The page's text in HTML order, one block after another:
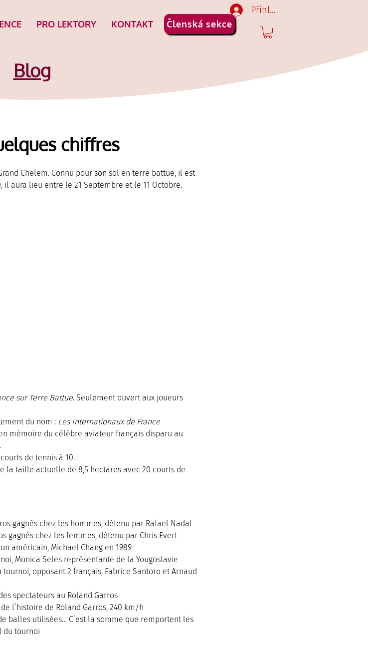
PRO LEKTORY KONTAKT Členská sekce
Přihlásit se
Blog
chiffres
Chelem. Connu pour son sol en terre battue, il est
il aura lieu entre le 21 Septembre et le 11 Octobre.
sur Terre Battue. Seulement ouvert aux joueurs
du nom : Les Internationaux de France
mémoire du célèbre aviateur français disparu au
de tennis à 10.
la taille actuelle de 8,5 hectares avec 20 courts de
gagnés chez les hommes, détenu par Rafael Nadal
gagnés chez les femmes, détenu par Chris Evert
américain, Michael Chang en 1989
Monica Seles représentante de la Yougoslavie
opposant 2 français, Fabrice Santoro et Arnaud
spectateurs au Roland Garros
l’histoire de Roland Garros, 240 km/h
balles utilisées… C’est la somme que remportent les
du tournoi